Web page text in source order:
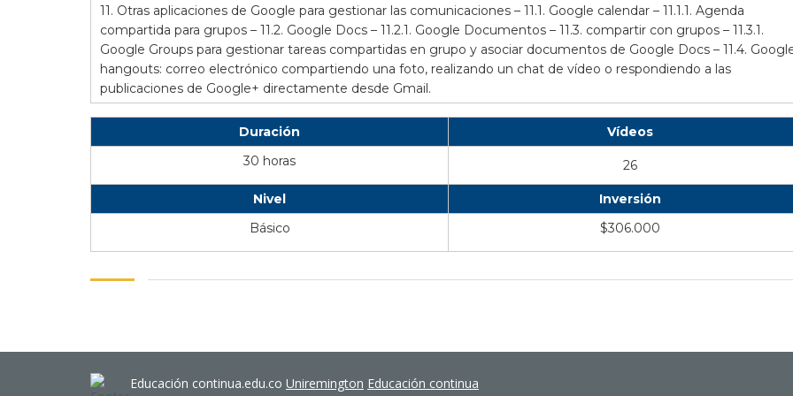
11. Otras aplicaciones de Google para gestionar las comunicaciones – 11.1. Google calendar – 11.1.1. Agenda
compartida para grupos – 11.2. Google Docs – 11.2.1. Google Documentos – 11.3. compartir con grupos – 11.3.1.
Google Groups para gestionar tareas compartidas en grupo y asociar documentos de Google Docs – 11.4.
hangouts: correo electrónico compartiendo una foto, realizando un chat de vídeo o respondiendo a las
publicaciones de Google+ directamente desde Gmail.
Duración
Vídeos
30 horas
26
Nivel
Inversión
Básico
$306.000
Educación continua.edu.co Uniremington Educación continua